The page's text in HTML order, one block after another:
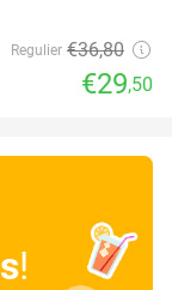
Regulier €36,80
€29,50
!